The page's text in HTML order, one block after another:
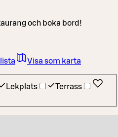
och boka bord!
Lekplats
Terrass
Visa som karta